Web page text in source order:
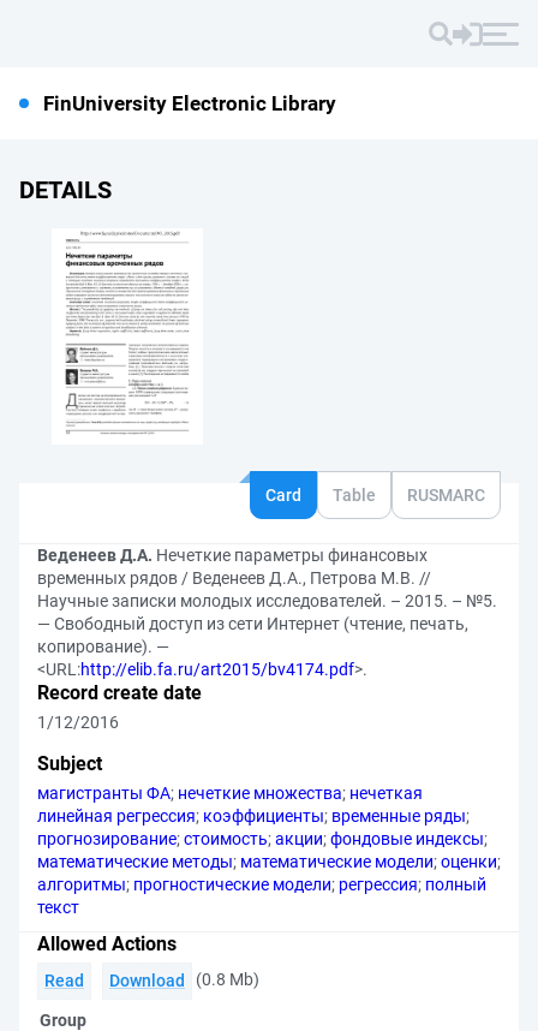
FinUniversity Electronic Library
DETAILS
Card Table RUSMARC
Веденеев Д.А. Нечеткие параметры финансовых
временных рядов / Веденеев Д.А., Петрова М.В. //
Научные записки молодых исследователей. – 2015. – №5.
— Свободный доступ из сети Интернет (чтение, печать,
копирование). —
<URL:http://elib.fa.ru/art2015/bv4174.pdf>.
Record create date
1/12/2016
Subject
магистранты ФА; нечеткие множества; нечеткая
линейная регрессия; коэффициенты; временные ряды;
прогнозирование;стоимость;акции;фондовые индексы;
математические методы; математические модели;оценки;
алгоритмы; прогностические модели; регрессия; полный
текст
Allowed Actions
Read Download (0.8 Mb)
Group